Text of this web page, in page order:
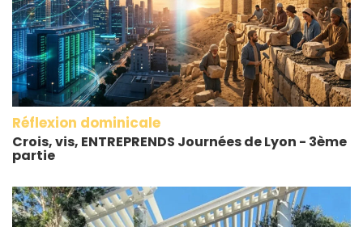
Réflexion dominicale
Crois, vis, ENTREPRENDS Journées de Lyon - 3ème
partie